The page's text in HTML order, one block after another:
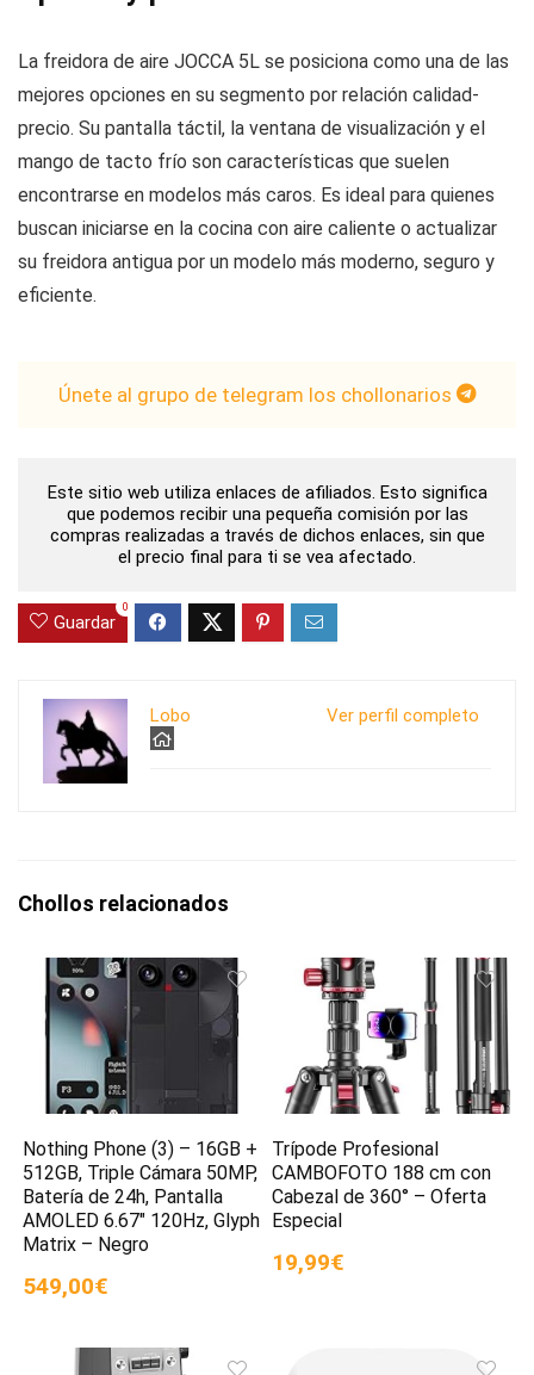
La freidora de aire JOCCA 5L se posiciona como una de las
mejores opciones en su segmento por relación calidad-
precio. Su pantalla táctil, la ventana de visualización y el
mango de tacto frío son características que suelen
encontrarse en modelos más caros. Es ideal para quienes
buscan iniciarse en la cocina con aire caliente o actualizar
su freidora antigua por un modelo más moderno, seguro y
eficiente.
Únete al grupo de telegram los chollonarios
Este sitio web utiliza enlaces de afiliados. Esto significa
que podemos recibir una pequeña comisión por las
compras realizadas a través de dichos enlaces, sin que
el precio final para ti se vea afectado.
Guardar
0
Ver perfil completo
Lobo
Chollos relacionados
Nothing Phone (3) – 16GB +
512GB, Triple Cámara 50MP,
Batería de 24h, Pantalla
AMOLED 6.67″ 120Hz, Glyph
Matrix – Negro
549,00€
Trípode Profesional
CAMBOFOTO 188 cm con
Cabezal de 360° – Oferta
Especial
19,99€